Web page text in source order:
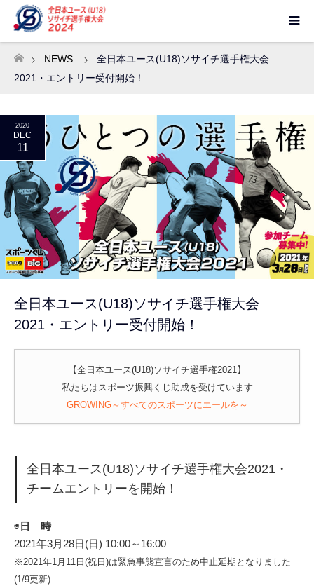
ホーム
NEWS
全日本ユース(U18)ソサイチ選手権大会
2021・エントリー受付開始！
2020
DEC
11
全日本ユース(U18)ソサイチ選手権大会
2021・エントリー受付開始！
【全日本ユース(U18)ソサイチ選手権2021】
私たちはスポーツ振興くじ助成を受けています
GROWING～すべてのスポーツにエールを～
全日本ユース(U18)ソサイチ選手権大会2021・
チームエントリーを開始！
◉ 日 時
2021年3月28日(日) 10:00～16:00
※2021年1月11日(祝日)は緊急事態宣言のため中止延期となりました
(1/9更新)